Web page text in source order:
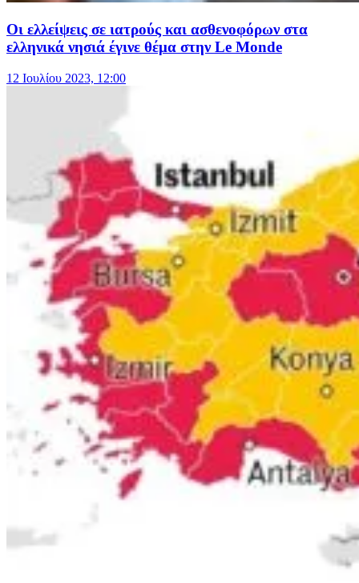
Οι ελλείψεις σε ιατρούς και ασθενοφόρων στα
ελληνικά νησιά έγινε θέμα στην Le Monde
12 Ιουλίου 2023, 12:00